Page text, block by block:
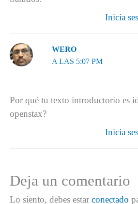
Inicia
WERO
A LAS 5:07 PM
Por qué tu texto introductorio es
openstax?
Inicia
Deja un comentario
Lo siento, debes estar conectado